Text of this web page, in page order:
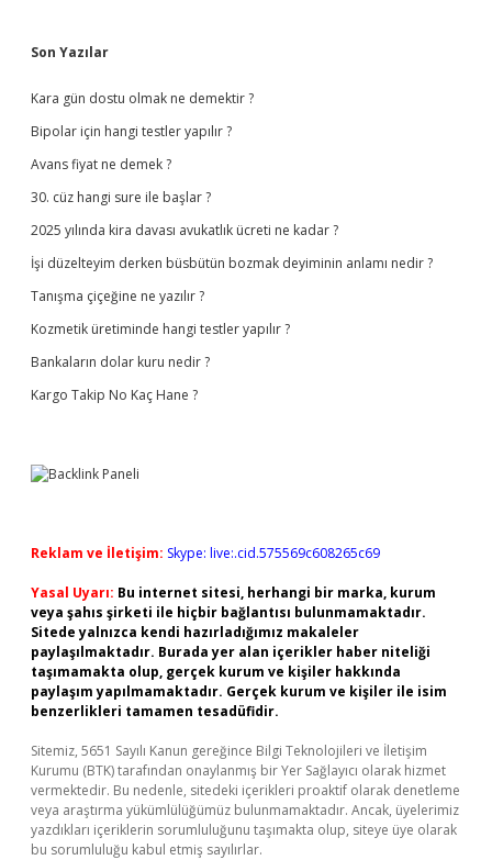
Sidebar
Son Yazılar
Kara gün dostu olmak ne demektir ?
Bipolar için hangi testler yapılır ?
Avans fiyat ne demek ?
30. cüz hangi sure ile başlar ?
2025 yılında kira davası avukatlık ücreti ne kadar ?
İşi düzelteyim derken büsbütün bozmak deyiminin anlamı nedir ?
Tanışma çiçeğine ne yazılır ?
Kozmetik üretiminde hangi testler yapılır ?
Bankaların dolar kuru nedir ?
Kargo Takip No Kaç Hane ?
Reklam ve İletişim: Skype: live:.cid.575569c608265c69
Yasal Uyarı: Bu internet sitesi, herhangi bir marka, kurum
veya şahıs şirketi ile hiçbir bağlantısı bulunmamaktadır.
Sitede yalnızca kendi hazırladığımız makaleler
paylaşılmaktadır. Burada yer alan içerikler haber niteliği
taşımamakta olup, gerçek kurum ve kişiler hakkında
paylaşım yapılmamaktadır. Gerçek kurum ve kişiler ile isim
benzerlikleri tamamen tesadüfidir.
Sitemiz, 5651 Sayılı Kanun gereğince Bilgi Teknolojileri ve İletişim
Kurumu (BTK) tarafından onaylanmış bir Yer Sağlayıcı olarak hizmet
vermektedir. Bu nedenle, sitedeki içerikleri proaktif olarak denetleme
veya araştırma yükümlülüğümüz bulunmamaktadır. Ancak, üyelerimiz
yazdıkları içeriklerin sorumluluğunu taşımakta olup, siteye üye olarak
bu sorumluluğu kabul etmiş sayılırlar.